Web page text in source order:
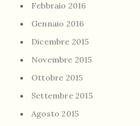
Febbraio 2016
Gennaio 2016
Dicembre 2015
Novembre 2015
Ottobre 2015
Settembre 2015
Agosto 2015